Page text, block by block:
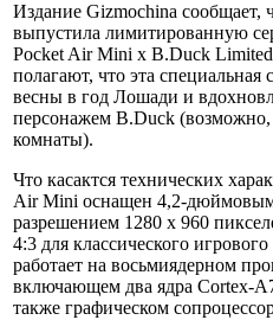
Издание Gizmochina сообщает,
выпустила лимитированную
Pocket Air Mini x B.Duck
полагают, что эта
весны в год Лошади и
персонажем B.Duck (возможно,
комнаты).
Что касактся технических
Air Mini оснащен 4,2-
разрешением 1280 x 960
4:3 для классического
работает на восьмиядерном
включающем два ядра Cortex-
также графическом